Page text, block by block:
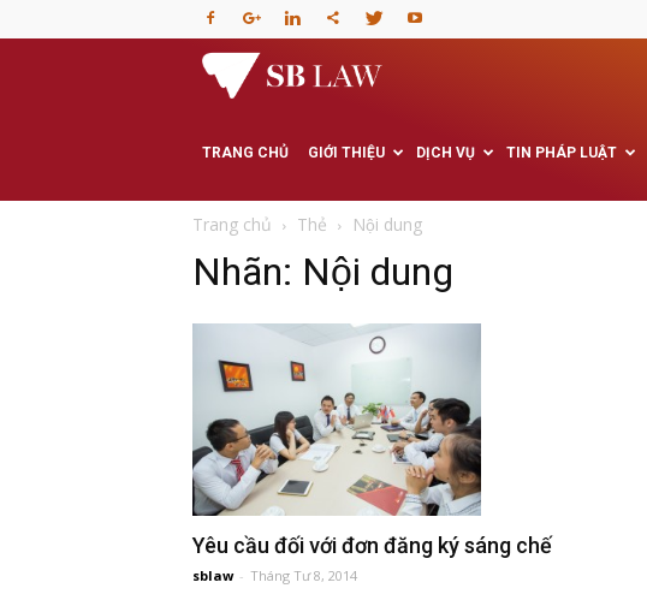
phòng
Luật
sư
Tư
vấn
TRANG CHỦ GIỚI THIỆU DỊCH VỤ TIN PHÁP LUẬT
Trang chủ Thẻ Nội dung
Nhãn: Nội dung
Yêu cầu đối với đơn đăng ký sáng chế
sblaw - Tháng Tư 8, 2014